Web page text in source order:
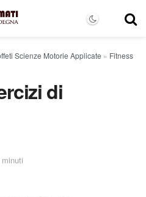
Scienze Motorie Applicate » Fitness
di